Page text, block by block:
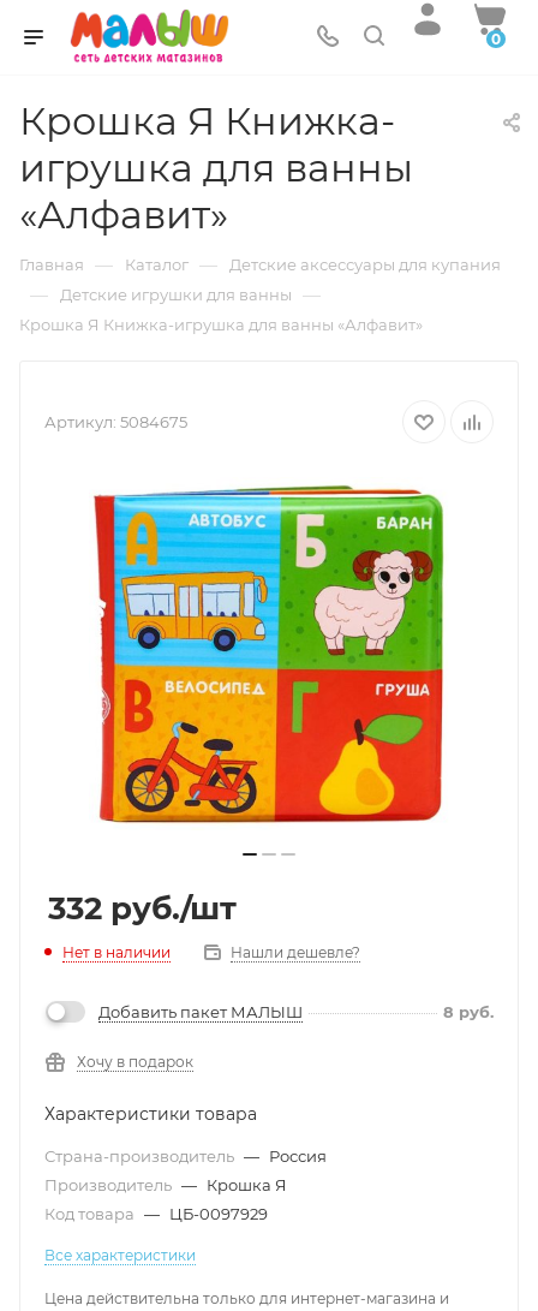
0
Крошка Я Книжка-
игрушка для ванны
«Алфавит»
Главная — Каталог — Детские аксессуары для купания
— Детские игрушки для ванны —
Крошка Я Книжка-игрушка для ванны «Алфавит»
Артикул: 5084675
332 руб./шт
Нет в наличии Нашли дешевле?
Добавить пакет МАЛЫШ 8 руб.
Хочу в подарок
Характеристики товара
Страна-производитель — Россия
Производитель — Крошка Я
Код товара — ЦБ-0097929
Все характеристики
Цена действительна только для интернет-магазина и